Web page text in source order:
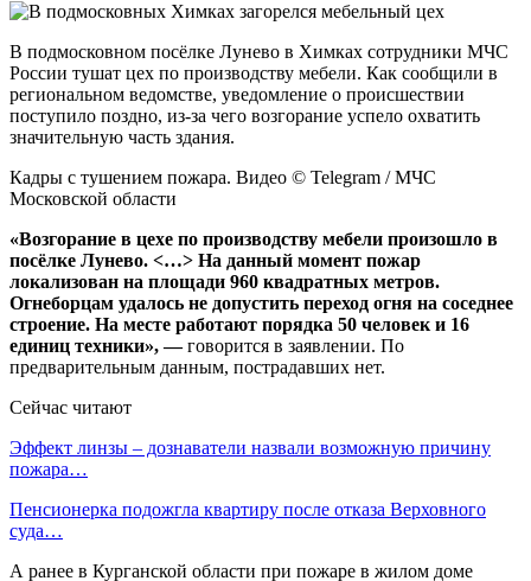
В подмосковном посёлке Лунево в Химках сотрудники МЧС
России тушат цех по производству мебели. Как сообщили в
региональном ведомстве, уведомление о происшествии
поступило поздно, из-за чего возгорание успело охватить
значительную часть здания.
Кадры с тушением пожара. Видео © Telegram / МЧС
Московской области
«Возгорание в цехе по производству мебели произошло в
посёлке Лунево. <…> На данный момент пожар
локализован на площади 960 квадратных метров.
Огнеборцам удалось не допустить переход огня на соседнее
строение. На месте работают порядка 50 человек и 16
единиц техники», —говорится в заявлении. По
предварительным данным, пострадавших нет.
Сейчас читают
Эффект линзы – дознаватели назвали возможную причину
пожара…
Пенсионерка подожгла квартиру после отказа Верховного
суда…
А ранее в Курганской области при пожаре в жилом доме